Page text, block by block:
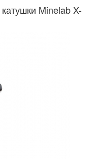
Minelab X-